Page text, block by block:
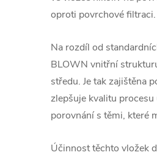
oproti povrchové filtraci.
Na rozdíl od
BLOWN vnitřní
středu. Je tak zajištěna
zlepšuje kvalitu
porovnání s těmi, které
Účinnost těchto vložek